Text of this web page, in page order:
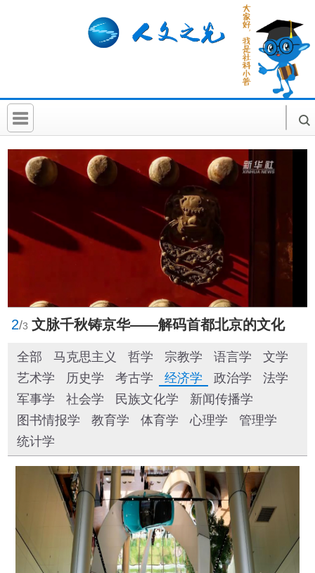
首 页
社科要闻
社科卡片
2/3 文脉千秋铸京华——解码首都北京的文化自信样本
全部 马克思主义 哲学 宗教学 语言学
文学
艺术学
历史学 考古学 经济学 政治学
法学
军事学
社会学 民族文化学
新闻传播学
图书情报学
教育学 体育学 心理学
管理学
统计学